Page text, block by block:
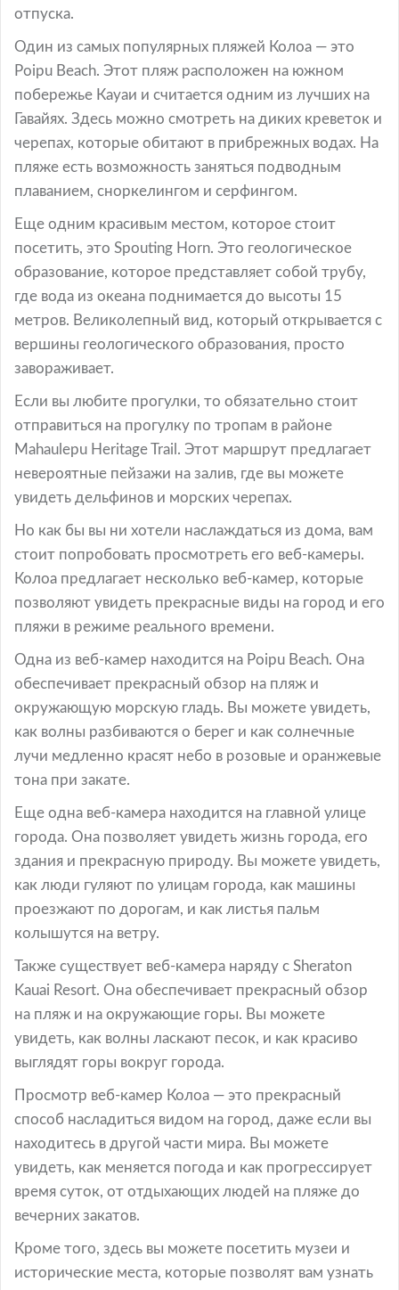
отпуска.
Один из самых популярных пляжей Колоа — это
Poipu Beach. Этот пляж расположен на южном
побережье Кауаи и считается одним из лучших на
Гавайях. Здесь можно смотреть на диких креветок и
черепах, которые обитают в прибрежных водах. На
пляже есть возможность заняться подводным
плаванием, сноркелингом и серфингом.
Еще одним красивым местом, которое стоит
посетить, это Spouting Horn. Это геологическое
образование, которое представляет собой трубу,
где вода из океана поднимается до высоты 15
метров. Великолепный вид, который открывается с
вершины геологического образования, просто
завораживает.
Если вы любите прогулки, то обязательно стоит
отправиться на прогулку по тропам в районе
Mahaulepu Heritage Trail. Этот маршрут предлагает
невероятные пейзажи на залив, где вы можете
увидеть дельфинов и морских черепах.
Но как бы вы ни хотели наслаждаться из дома, вам
стоит попробовать просмотреть его веб-камеры.
Колоа предлагает несколько веб-камер, которые
позволяют увидеть прекрасные виды на город и его
пляжи в режиме реального времени.
Одна из веб-камер находится на Poipu Beach. Она
обеспечивает прекрасный обзор на пляж и
окружающую морскую гладь. Вы можете увидеть,
как волны разбиваются о берег и как солнечные
лучи медленно красят небо в розовые и оранжевые
тона при закате.
Еще одна веб-камера находится на главной улице
города. Она позволяет увидеть жизнь города, его
здания и прекрасную природу. Вы можете увидеть,
как люди гуляют по улицам города, как машины
проезжают по дорогам, и как листья пальм
колышутся на ветру.
Также существует веб-камера наряду с Sheraton
Kauai Resort. Она обеспечивает прекрасный обзор
на пляж и на окружающие горы. Вы можете
увидеть, как волны ласкают песок, и как красиво
выглядят горы вокруг города.
Просмотр веб-камер Колоа — это прекрасный
способ насладиться видом на город, даже если вы
находитесь в другой части мира. Вы можете
увидеть, как меняется погода и как прогрессирует
время суток, от отдыхающих людей на пляже до
вечерних закатов.
Кроме того, здесь вы можете посетить музеи и
исторические места, которые позволят вам узнать